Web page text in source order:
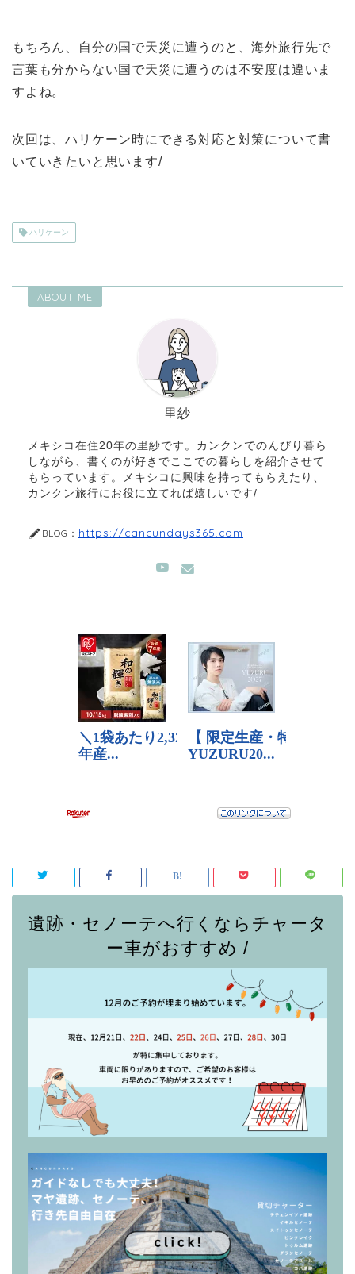
もちろん、自分の国で天災に遭うのと、海外旅行先で
言葉も分からない国で天災に遭うのは不安度は違いま
すよね。
次回は、ハリケーン時にできる対応と対策について書
いていきたいと思います/
ハリケーン
ABOUT ME
里紗
メキシコ在住20年の里紗です。カンクンでのんびり暮ら
しながら、書くのが好きでここでの暮らしを紹介させて
もらっています。メキシコに興味を持ってもらえたり、
カンクン旅行にお役に立てれば嬉しいです/
BLOG： https://cancundays365.com
遺跡・セノーテへ行くならチャータ
ー車がおすすめ /